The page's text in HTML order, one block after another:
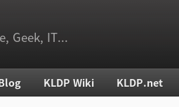
Geek, IT...
KLDP Wiki KLDP.net